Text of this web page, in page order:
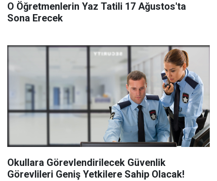
O Öğretmenlerin Yaz Tatili 17 Ağustos'ta
Sona Erecek
Okullara Görevlendirilecek Güvenlik
Görevlileri Geniş Yetkilere Sahip Olacak!